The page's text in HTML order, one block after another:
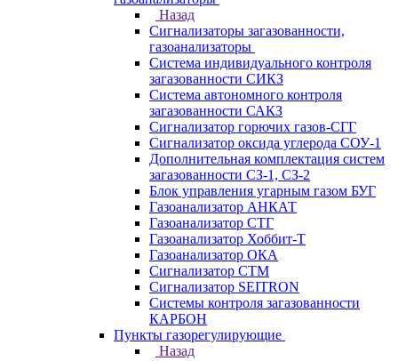
Назад
Сигнализаторы загазованности,
газоанализаторы
Система индивидуального контроля
загазованности СИКЗ
Система автономного контроля
загазованности САКЗ
Сигнализатор горючих газов-СГГ
Сигнализатор оксида углерода СОУ-1
Дополнительная комплектация систем
загазованности СЗ-1, СЗ-2
Блок управления угарным газом БУГ
Газоанализатор АНКАТ
Газоанализатор СТГ
Газоанализатор Хоббит-Т
Газоанализатор ОКА
Сигнализатор СТМ
Сигнализатор SEITRON
Системы контроля загазованности
КАРБОН
Пункты газорегулирующие
Назад